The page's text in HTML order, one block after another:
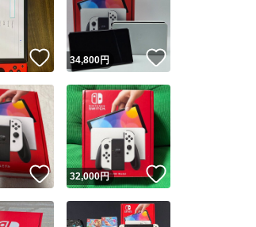
いいね！
34,800円
いいね！
32,000円 いいね！